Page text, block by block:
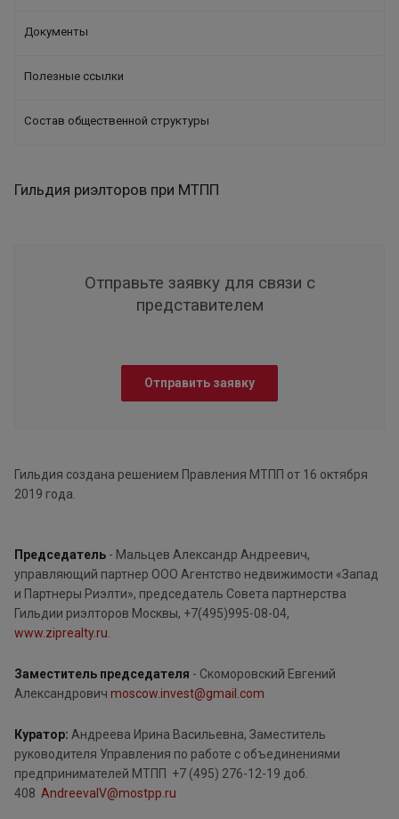
Документы
Полезные ссылки
Состав общественной структуры
Гильдия риэлторов при МТПП
Отправьте заявку для связи с
представителем
Отправить заявку
Гильдия создана решением Правления МТПП от 16 октября
2019 года.
Председатель - Мальцев Александр Андреевич,
управляющий партнер ООО Агентство недвижимости «Запад
и Партнеры Риэлти», председатель Совета партнерства
Гильдии риэлторов Москвы, +7(495)995-08-04,
www.ziprealty.ru.
Заместитель председателя - Скоморовский Евгений
Александрович moscow.invest@gmail.com
Куратор: Андреева Ирина Васильевна, Заместитель
руководителя Управления по работе с объединениями
предпринимателей МТПП +7 (495) 276-12-19 доб.
408 AndreevaIV@mostpp.ru